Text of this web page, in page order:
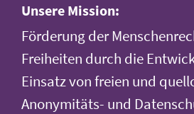
Unsere Mission:
Förderung der
Freiheiten durch die
Einsatz von freien und
Anonymitäts- und